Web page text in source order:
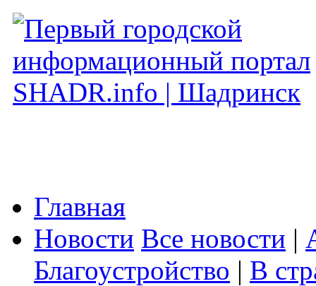
Главная
Новости Все новости |
Благоустройство | В